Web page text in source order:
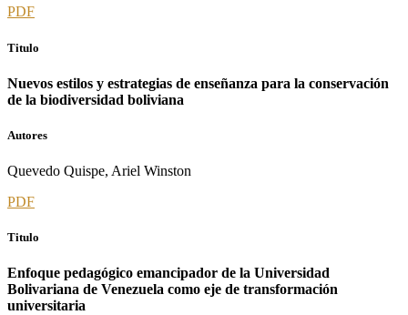
PDF
Titulo
Nuevos estilos y estrategias de enseñanza para la conservación
de la biodiversidad boliviana
Autores
Quevedo Quispe, Ariel Winston
PDF
Titulo
Enfoque pedagógico emancipador de la Universidad
Bolivariana de Venezuela como eje de transformación
universitaria